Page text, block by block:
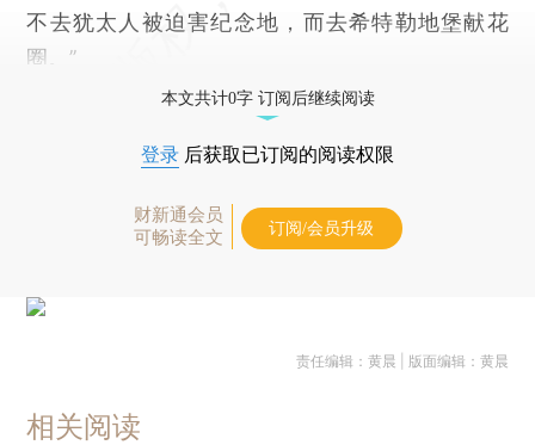
不去犹太人被迫害纪念地，而去希特勒地堡献花
圈。”
本文共计0字 订阅后继续阅读
登录 后获取已订阅的阅读权限
财新通会员
可畅读全文
订阅/会员升级
责任编辑：黄晨 | 版面编辑：黄晨
相关阅读